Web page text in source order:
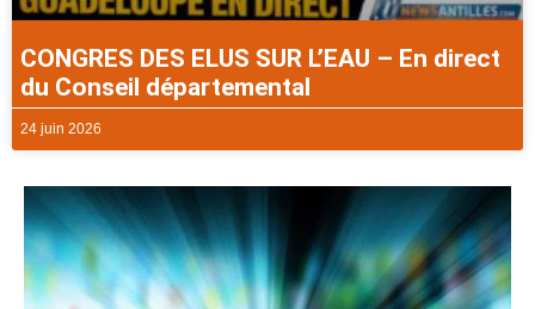
CONGRES DES ELUS SUR L’EAU – En direct
du Conseil départemental
24 juin 2026